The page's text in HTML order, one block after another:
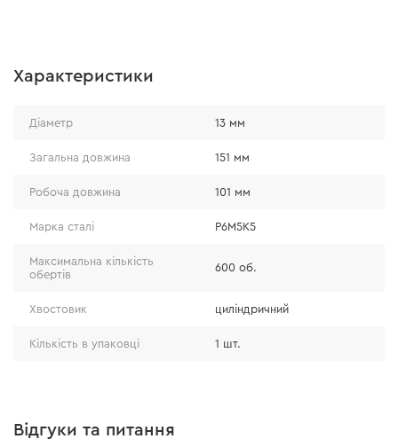
Характеристики
Діаметр 13 мм
Загальна довжина 151 мм
Робоча довжина 101 мм
Марка сталі P6M5K5
Максимальна кількість
обертів
600 об.
Хвостовик циліндричний
Кількість в упаковці 1 шт.
Відгуки та питання